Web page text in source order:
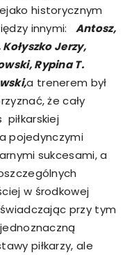
historycznym
innymi:
Antosz,
Jerzy,
Rypina T.
a trenerem był
że cały
pojedynczymi
sukcesami, a
w środkowej
przy tym
piłkarzy, ale